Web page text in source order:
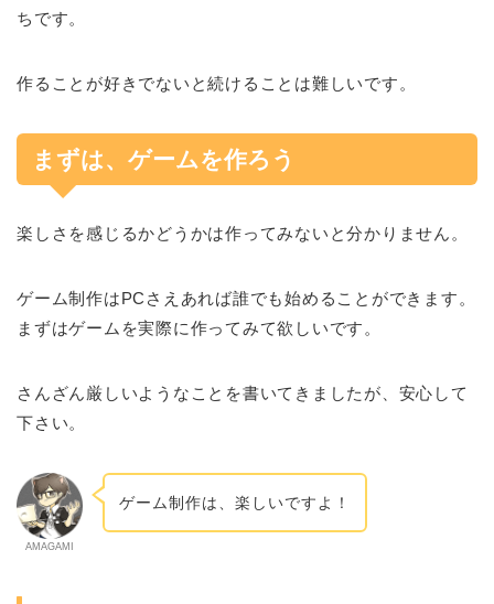
ちです。
作ることが好きでないと続けることは難しいです。
まずは、ゲームを作ろう
楽しさを感じるかどうかは作ってみないと分かりません。
ゲーム制作はPCさえあれば誰でも始めることができます。
まずはゲームを実際に作ってみて欲しいです。
さんざん厳しいようなことを書いてきましたが、安心して
下さい。
AMAGAMI
ゲーム制作は、楽しいですよ！